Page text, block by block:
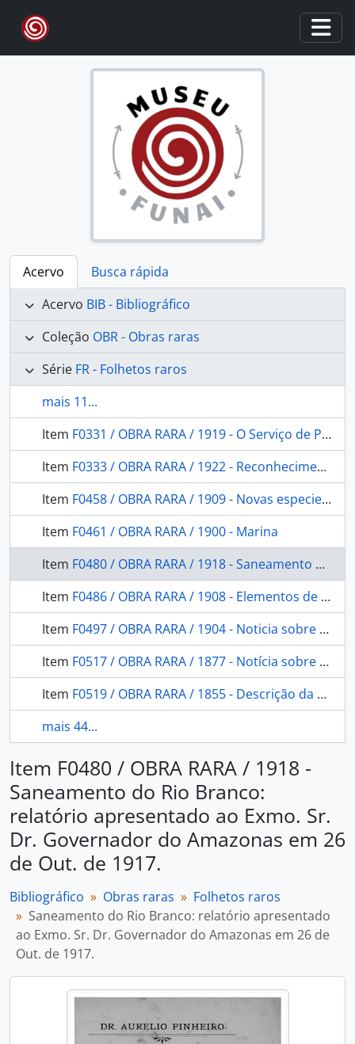
Skip to main content
Acervo
Busca rápida
Acervo BIB - Bibliográfico
Coleção OBR - Obras raras
Série FR - Folhetos raros
mais 11...
Item F0331 / OBRA RARA / 1919 - O Serviço de Proteção aos Índios e a Historia da Colonização do Brazil
Item F0333 / OBRA RARA / 1922 - Reconhecimentos Geologicos no Valle do Amazonas: (Campanhas de 1918 e 1919) Com 17 desenhos e 57 photogravuras no texto.
Item F0458 / OBRA RARA / 1909 - Novas especies de Aves amazônicas das collecções do Museu Goeldi (segundo os trabalhos do conselheiro Dr. Steindachner)
Item F0461 / OBRA RARA / 1900 - Marina
Item F0480 / OBRA RARA / 1918 - Saneamento do Rio Branco: relatório apresentado ao Exmo. Sr. Dr. Governador do Amazonas em 26 de Out. de 1917.
Item F0486 / OBRA RARA / 1908 - Elementos de gramática e dicionário de língua dos boróros- coroados de Mato Grosso
Item F0497 / OBRA RARA / 1904 - Noticia sobre alguns jardins botanicos da Europa
Item F0517 / OBRA RARA / 1877 - Notícia sobre a Provincia do Paraná
Item F0519 / OBRA RARA / 1855 - Descrição da Costa do Brasil de Pitimbu e São Bento e de todas as Barras, Portos e Rio do Litoral da Provincia de Pernambuco: seguida de um roteiro para se demandarem as mesmas barras.Acompanhando a Planta Geral da Costa.Apresentando ao Illm. Sr. capitão. em 3 de fevereiro de 1855.
mais 44...
Item F0480 / OBRA RARA / 1918 -
Saneamento do Rio Branco:
relatório apresentado ao Exmo. Sr.
Dr. Governador do Amazonas em 26
de Out. de 1917.
Bibliográfico Obras raras
Folhetos raros
Saneamento do Rio Branco: relatório apresentado
ao Exmo. Sr. Dr. Governador do Amazonas em 26 de
Out. de 1917.